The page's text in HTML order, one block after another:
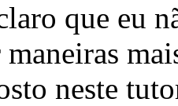
que eu
neste